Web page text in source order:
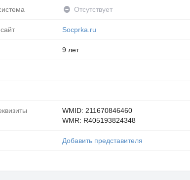
Отсутствует
Socprka.ru
9 лет
WMID: 211670846460
WMR: R405193824348
Добавить представителя